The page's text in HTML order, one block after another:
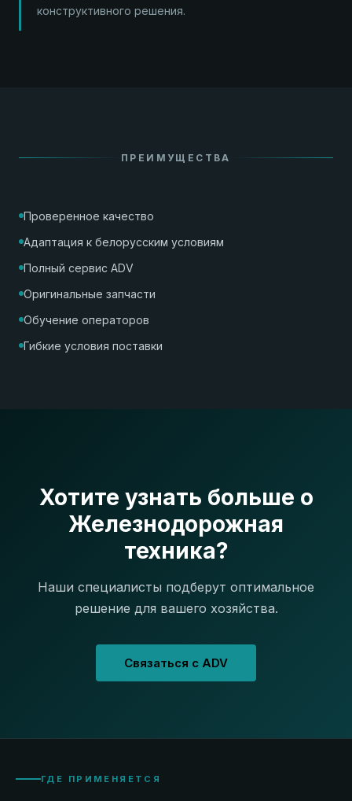
конструктивного решения.
ПРЕИМУЩЕСТВА
Проверенное качество
Адаптация к белорусским условиям
Полный сервис ADV
Оригинальные запчасти
Обучение операторов
Гибкие условия поставки
Хотите узнать больше о
Железнодорожная
техника?
Наши специалисты подберут оптимальное
решение для вашего хозяйства.
Связаться с ADV
ГДЕ ПРИМЕНЯЕТСЯ